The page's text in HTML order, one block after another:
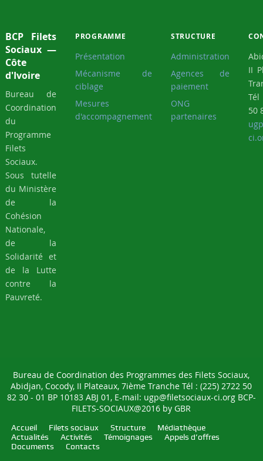
BCP Filets
Sociaux —
Côte
d'Ivoire
Bureau de
Coordination
du
Programme
Filets
Sociaux.
Sous tutelle
du Ministère
de la
Cohésion
Nationale,
de la
Solidarité et
de la Lutte
contre la
Pauvreté.
PROGRAMME
Présentation
Mécanisme de
ciblage
Mesures
d'accompagnement
STRUCTURE
Administration
Agences de
paiement
ONG
partenaires
II
50
Bureau de Coordination des Programmes des Filets Sociaux,
Abidjan, Cocody, II Plateaux, 7ième Tranche Tél : (225) 2722 50
82 30 - 01 BP 10183 ABJ 01, E-mail: ugp@filetsociaux-ci.org BCP-
FILETS-SOCIAUX@2016 byGBR
Accueil Filets sociaux Structure
Médiathèque
Actualités
Activités Témoignages
Appels d’offres
Documents
Contacts